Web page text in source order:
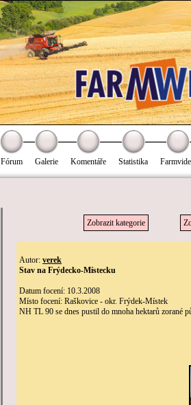
Fórum Galerie Komentáře Statistika
Zobrazit kategorie
Autor: verek
Stav na Frýdecko-Místecku
Datum focení: 10.3.2008
Místo focení: Raškovice - okr. Frýdek-Místek
NH TL 90 se dnes pustil do mnoha hektarů zorané